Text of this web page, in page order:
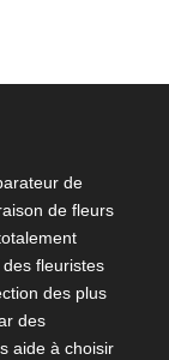
de
de fleurs
fleuristes
des plus
des
aide à choisir